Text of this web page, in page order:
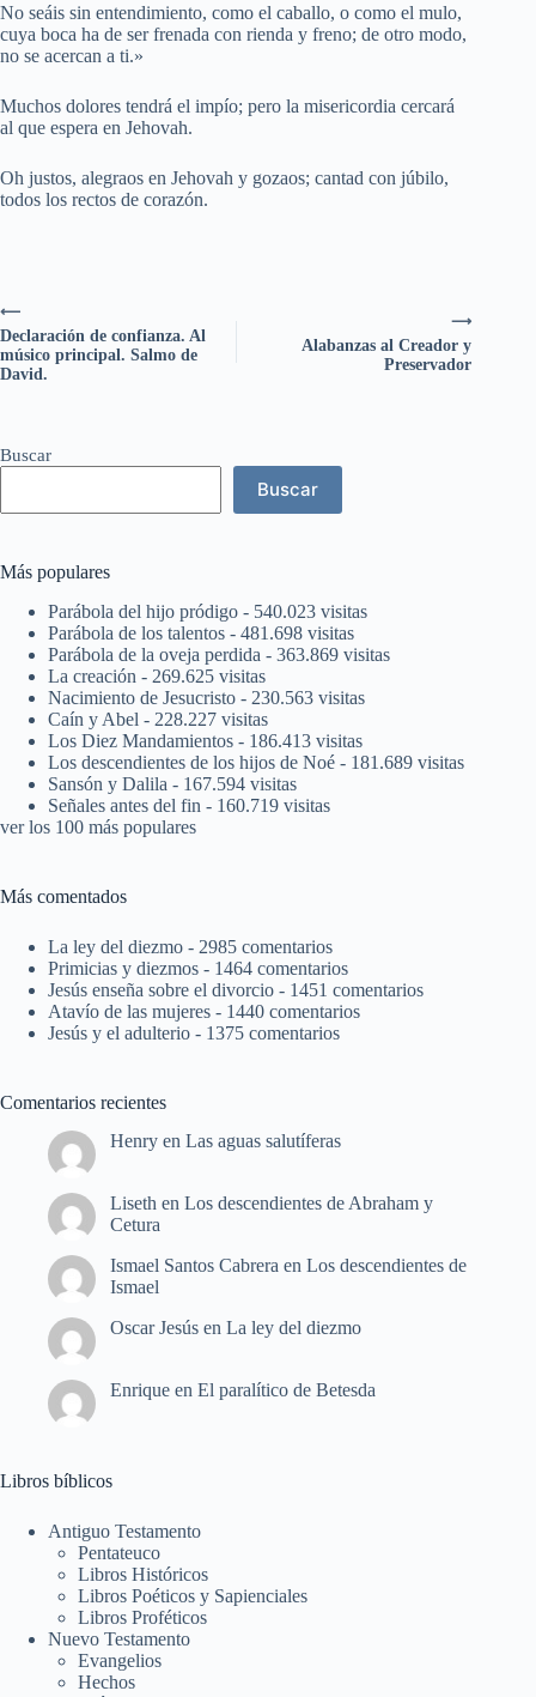
No seáis sin entendimiento, como el caballo, o como el mulo,
cuya boca ha de ser frenada con rienda y freno; de otro modo,
no se acercan a ti.»
Muchos dolores tendrá el impío; pero la misericordia cercará
al que espera en Jehovah.
Oh justos, alegraos en Jehovah y gozaos; cantad con júbilo,
todos los rectos de corazón.
⟶
Alabanzas al Creador y
Preservador
⟵
Declaración de confianza. Al
músico principal. Salmo de
David.
Buscar
Buscar
Más populares
Parábola del hijo pródigo - 540.023 visitas
Parábola de los talentos - 481.698 visitas
Parábola de la oveja perdida - 363.869 visitas
La creación - 269.625 visitas
Nacimiento de Jesucristo - 230.563 visitas
Caín y Abel - 228.227 visitas
Los Diez Mandamientos - 186.413 visitas
Los descendientes de los hijos de Noé - 181.689 visitas
Sansón y Dalila - 167.594 visitas
Señales antes del fin - 160.719 visitas
ver los 100 más populares
Más comentados
La ley del diezmo - 2985 comentarios
Primicias y diezmos - 1464 comentarios
Jesús enseña sobre el divorcio - 1451 comentarios
Atavío de las mujeres - 1440 comentarios
Jesús y el adulterio - 1375 comentarios
Comentarios recientes
Henry en Las aguas salutíferas
Liseth en Los descendientes de Abraham y
Cetura
Ismael Santos Cabrera en Los descendientes de
Ismael
Oscar Jesús en La ley del diezmo
Enrique en El paralítico de Betesda
Libros bíblicos
Antiguo Testamento
Pentateuco
Libros Históricos
Libros Poéticos y Sapienciales
Libros Proféticos
Nuevo Testamento
Evangelios
Hechos